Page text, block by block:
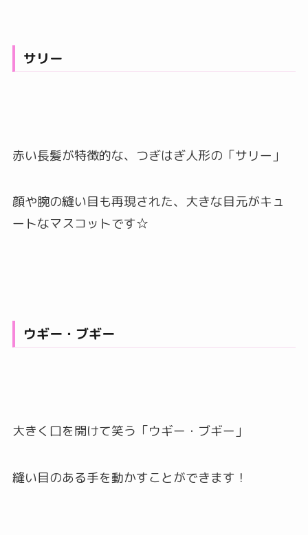
サリー
赤い長髪が特徴的な、つぎはぎ人形の「サリー」
顔や腕の縫い目も再現された、大きな目元がキュ
ートなマスコットです☆
ウギー・ブギー
大きく口を開けて笑う「ウギー・ブギー」
縫い目のある手を動かすことができます！